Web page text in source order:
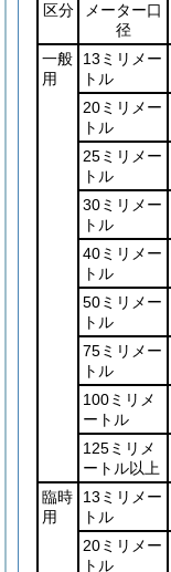
区分
メーター口
径
一般
用
13ミリメー
トル
20ミリメー
トル
25ミリメー
トル
30ミリメー
トル
40ミリメー
トル
50ミリメー
トル
75ミリメー
トル
100ミリメ
ートル
125ミリメ
ートル以上
臨時
用
13ミリメー
トル
20ミリメー
トル